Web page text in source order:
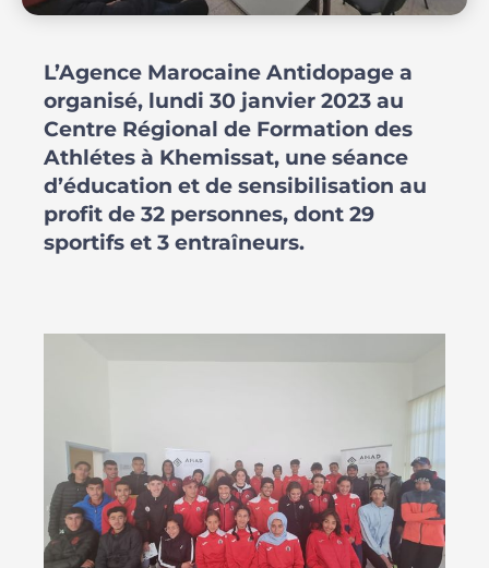
L’Agence Marocaine Antidopage a
organisé, lundi 30 janvier 2023 au
Centre Régional de Formation des
Athlétes à Khemissat, une séance
d’éducation et de sensibilisation au
profit de 32 personnes, dont 29
sportifs et 3 entraîneurs.